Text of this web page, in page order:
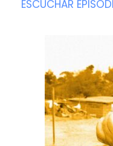
ESCUCHAR